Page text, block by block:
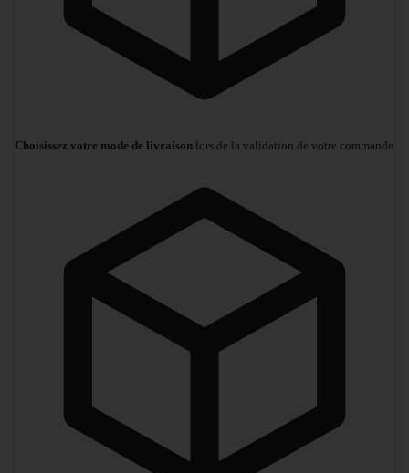
Choisissez votre mode de livraison lors de la validation de votre commande